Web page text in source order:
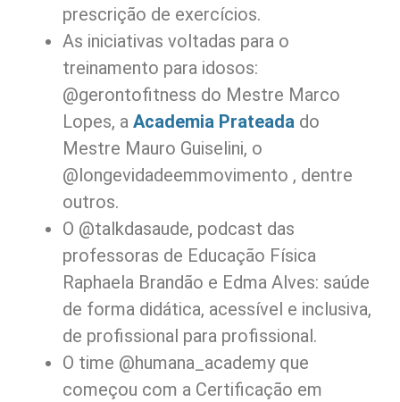
prescrição de exercícios.
As iniciativas voltadas para o
treinamento para idosos:
@gerontofitness do Mestre Marco
Lopes, a Academia Prateada do
Mestre Mauro Guiselini, o
@longevidadeemmovimento , dentre
outros.
O @talkdasaude, podcast das
professoras de Educação Física
Raphaela Brandão e Edma Alves: saúde
de forma didática, acessível e inclusiva,
de profissional para profissional.
O time @humana_academy que
começou com a Certificação em